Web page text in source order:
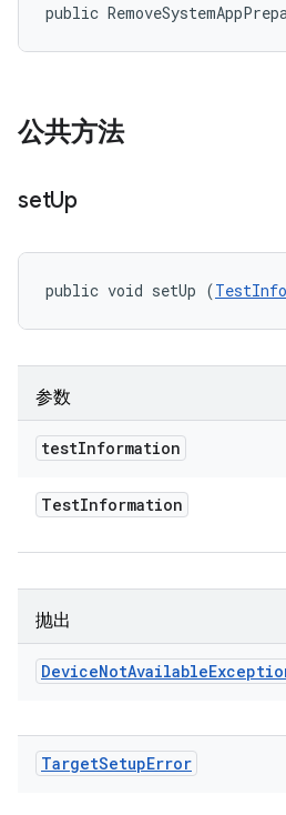
public
公共方法
setUp
public void setUp (
参数
testInformation
TestInformation
抛出
DeviceNotAvailable
TargetSetupError